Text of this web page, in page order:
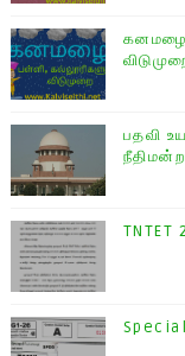
கனமழை
பதவி